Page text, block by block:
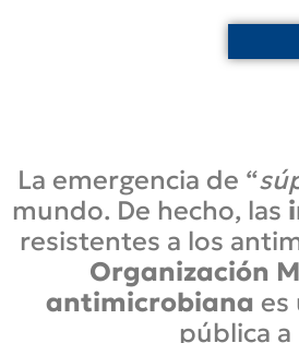
La emergencia de “
mundo. De hecho, las
resistentes a los
Organización
antimicrobiana es
pública